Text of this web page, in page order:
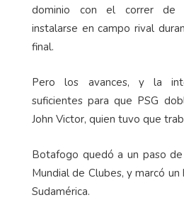
dominio con el correr de
instalarse en campo rival
final.
Pero los avances, y la
suficientes para que PSG
John Victor, quien tuvo que
Botafogo quedó a un paso
Mundial de Clubes, y marcó
Sudamérica.